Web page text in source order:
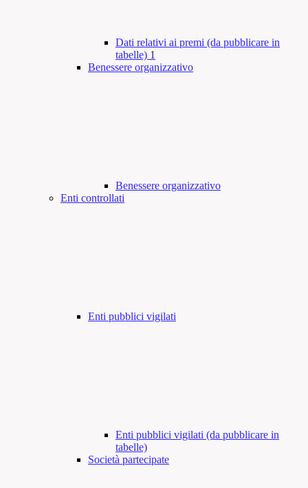
Dati relativi ai premi (da pubblicare in
tabelle) 1
Benessere organizzativo
Benessere organizzativo
Enti controllati
Enti pubblici vigilati
Enti pubblici vigilati (da pubblicare in
tabelle)
Società partecipate